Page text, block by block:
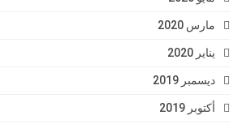
مارس 2020
يناير 2020
ديسمبر 2019
أكتوبر 2019